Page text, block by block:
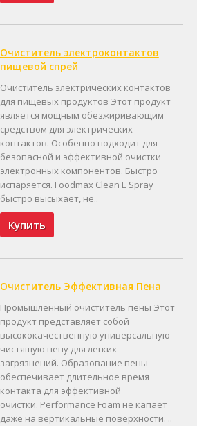
Очиститель электроконтактов
пищевой спрей
Очиститель электрических контактов
для пищевых продуктов Этот продукт
является мощным обезжиривающим
средством для электрических
контактов. Особенно подходит для
безопасной и эффективной очистки
электронных компонентов. Быстро
испаряется. Foodmax Clean E Spray
быстро высыхает, не..
Купить
Очиститель Эффективная Пена
Промышленный очиститель пены Этот
продукт представляет собой
высококачественную универсальную
чистящую пену для легких
загрязнений. Образование пены
обеспечивает длительное время
контакта для эффективной
очистки. Performance Foam не капает
даже на вертикальные поверхности. ..